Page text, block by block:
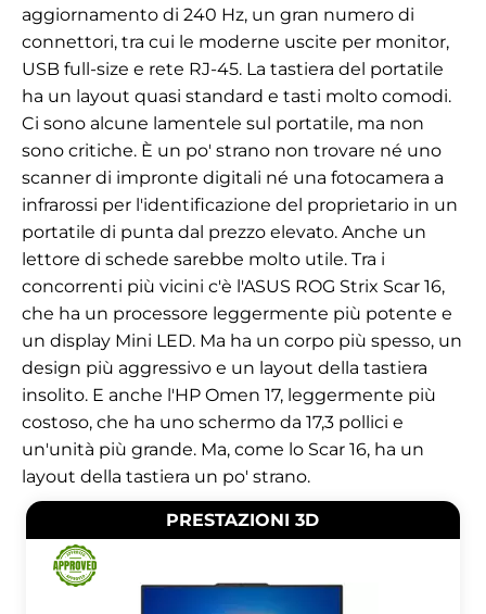
aggiornamento di 240 Hz, un gran numero di
connettori, tra cui le moderne uscite per monitor,
USB full-size e rete RJ-45. La tastiera del portatile
ha un layout quasi standard e tasti molto comodi.
Ci sono alcune lamentele sul portatile, ma non
sono critiche. È un po' strano non trovare né uno
scanner di impronte digitali né una fotocamera a
infrarossi per l'identificazione del proprietario in un
portatile di punta dal prezzo elevato. Anche un
lettore di schede sarebbe molto utile. Tra i
concorrenti più vicini c'è l'ASUS ROG Strix Scar 16,
che ha un processore leggermente più potente e
un display Mini LED. Ma ha un corpo più spesso, un
design più aggressivo e un layout della tastiera
insolito. E anche l'HP Omen 17, leggermente più
costoso, che ha uno schermo da 17,3 pollici e
un'unità più grande. Ma, come lo Scar 16, ha un
layout della tastiera un po' strano.
PRESTAZIONI 3D